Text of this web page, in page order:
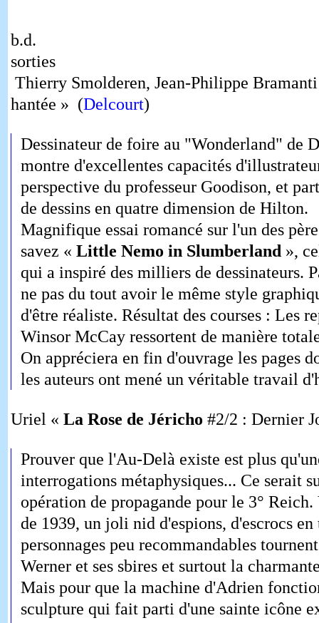
b.d.
sorties
Thierry Smolderen, Jean-Philippe
hantée » (Delcourt)
Dessinateur de foire au "Wonderland" de
montre d'excellentes capacités
perspective du professeur Goodison, et
de dessins en quatre dimension de Hilton.
Magnifique essai romancé sur l'un des
savez « Little Nemo in Slumberland »,
qui a inspiré des milliers de dessinateurs.
ne pas du tout avoir le même style
d'être réaliste. Résultat des courses : Les
Winsor McCay ressortent de manière
On appréciera en fin d'ouvrage les pages
les auteurs ont mené un véritable travail
Uriel « La Rose de Jéricho #2/2 : Dernier
Prouver que l'Au-Delà existe est plus
interrogations métaphysiques... Ce serait
opération de propagande pour le 3°
de 1939, un joli nid d'espions, d'escrocs en
personnages peu recommandables
Werner et ses sbires et surtout la
Mais pour que la machine d'Adrien
sculpture qui fait parti d'une sainte icône